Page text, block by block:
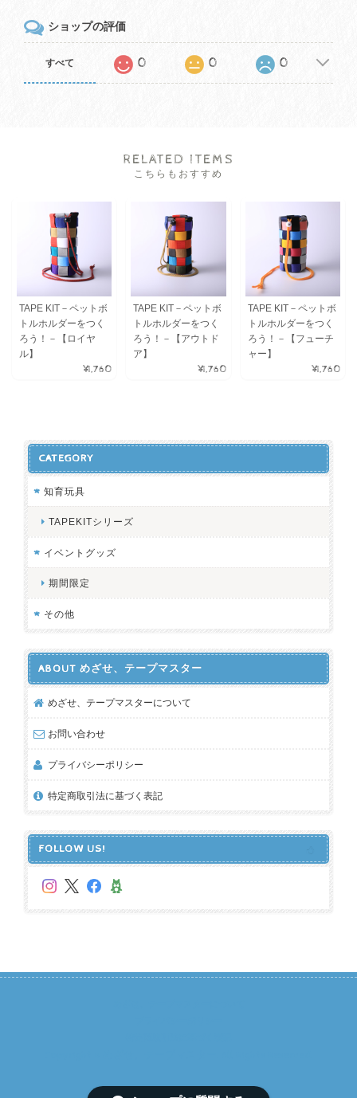
ショップの評価
すべて 0 0 0
RELATED ITEMS
こちらもおすすめ
TAPE KIT－ペットボ
トルホルダーをつく
ろう！－【ロイヤ
ル】
¥1,760
TAPE KIT－ペットボ
トルホルダーをつく
ろう！－【アウトド
ア】
¥1,760
TAPE KIT－ペットボ
トルホルダーをつく
ろう！－【フューチ
ャー】
¥1,760
CATEGORY
知育玩具
TAPEKITシリーズ
イベントグッズ
期間限定
その他
ABOUT めざせ、テープマスター
めざせ、テープマスターについて
お問い合わせ
プライバシーポリシー
特定商取引法に基づく表記
FOLLOW US!